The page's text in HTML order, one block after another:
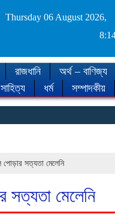
Thursday 06 August 2026,
রাজধানি অর্থ – বাণিজ্য
সাহিত্য ধর্ম সম্পাদকীয়
পোড়ার সত্যতা মেলেনি
সত্যতা মেলেনি